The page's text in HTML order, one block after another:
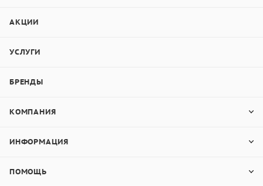
АКЦИИ
УСЛУГИ
БРЕНДЫ
КОМПАНИЯ
ИНФОРМАЦИЯ
ПОМОЩЬ